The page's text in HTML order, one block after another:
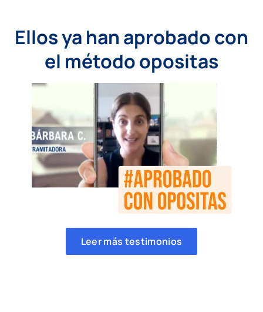
Ellos ya han aprobado con
el método opositas
Leer más testimonios